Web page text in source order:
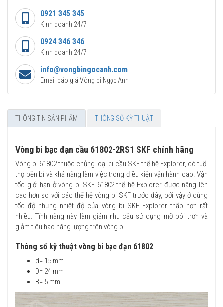
0921 345 345
Kinh doanh 24/7
0924 346 346
Kinh doanh 24/7
info@vongbingocanh.com
Email báo giá Vòng bi Ngọc Anh
THÔNG TIN SẢN PHẨM THÔNG SỐ KỸ THUẬT
Vòng bi bạc đạn cầu 61802-2RS1 SKF chính hãng
Vòng bi 61802 thuộc chủng loại bi cầu SKF thế hệ Explorer, có tuổi
thọ bền bỉ và khả năng làm việc trong điều kiện vận hành cao. Vận
tốc giới hạn ở vòng bi SKF 61802 thế hệ Explorer được nâng lên
cao hơn so với các thế hệ vòng bi SKF trước đây, bởi vậy ở cùng
tốc độ nhưng nhiệt độ của vòng bi SKF Explorer thấp hơn rất
nhiều. Tính năng này làm giảm nhu cầu sử dụng mỡ bôi trơn và
giảm tiêu hao năng lượng trên vòng bi.
Thông số kỹ thuật vòng bi bạc đạn 61802
d= 15 mm
D= 24 mm
B= 5 mm​